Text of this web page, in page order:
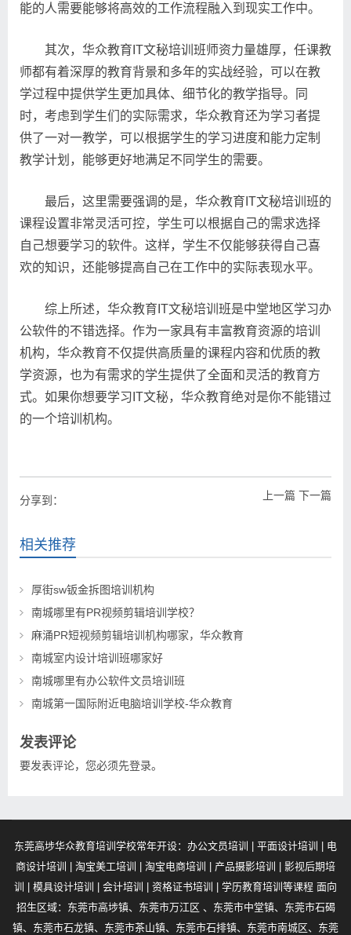
能的人需要能够将高效的工作流程融入到现实工作中。
其次，华众教育IT文秘培训班师资力量雄厚，任课教
师都有着深厚的教育背景和多年的实战经验，可以在教
学过程中提供学生更加具体、细节化的教学指导。同
时，考虑到学生们的实际需求，华众教育还为学习者提
供了一对一教学，可以根据学生的学习进度和能力定制
教学计划，能够更好地满足不同学生的需要。
最后，这里需要强调的是，华众教育IT文秘培训班的
课程设置非常灵活可控，学生可以根据自己的需求选择
自己想要学习的软件。这样，学生不仅能够获得自己喜
欢的知识，还能够提高自己在工作中的实际表现水平。
综上所述，华众教育IT文秘培训班是中堂地区学习办
公软件的不错选择。作为一家具有丰富教育资源的培训
机构，华众教育不仅提供高质量的课程内容和优质的教
学资源，也为有需求的学生提供了全面和灵活的教育方
式。如果你想要学习IT文秘，华众教育绝对是你不能错过
的一个培训机构。
上一篇 下一篇
分享到：
相关推荐
厚街sw钣金拆图培训机构
南城哪里有PR视频剪辑培训学校？
麻涌PR短视频剪辑培训机构哪家，华众教育
南城室内设计培训班哪家好
南城哪里有办公软件文员培训班
南城第一国际附近电脑培训学校-华众教育
发表评论
要发表评论，您必须先登录。
东莞高埗华众教育培训学校常年开设：办公文员培训 | 平面设计培训 | 电
商设计培训 | 淘宝美工培训 | 淘宝电商培训 | 产品摄影培训 | 影视后期培
训 | 模具设计培训 | 会计培训 | 资格证书培训 | 学历教育培训等课程 面向
招生区域：东莞市高埗镇、东莞市万江区 、东莞市中堂镇、东莞市石碣
镇、东莞市石龙镇、东莞市茶山镇、东莞市石排镇、东莞市南城区、东莞